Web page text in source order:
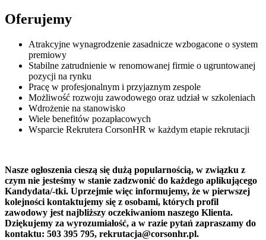
Oferujemy
Atrakcyjne wynagrodzenie zasadnicze wzbogacone o system
premiowy
Stabilne zatrudnienie w renomowanej firmie o ugruntowanej
pozycji na rynku
Pracę w profesjonalnym i przyjaznym zespole
Możliwość rozwoju zawodowego oraz udział w szkoleniach
Wdrożenie na stanowisko
Wiele benefitów pozapłacowych
Wsparcie Rekrutera CorsonHR w każdym etapie rekrutacji
Nasze ogłoszenia cieszą się dużą popularnością, w związku z
czym nie jesteśmy w stanie zadzwonić do każdego aplikującego
Kandydata/-tki. Uprzejmie więc informujemy, że w pierwszej
kolejności kontaktujemy się z osobami, których profil
zawodowy jest najbliższy oczekiwaniom naszego Klienta.
Dziękujemy za wyrozumiałość, a w razie pytań zapraszamy do
kontaktu: 503 395 795, rekrutacja@corsonhr.pl.